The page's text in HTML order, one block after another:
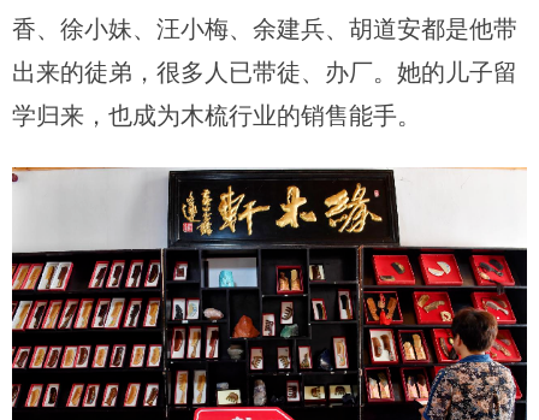
香、徐小妹、汪小梅、余建兵、胡道安都是他带
出来的徒弟，很多人已带徒、办厂。她的儿子留
学归来，也成为木梳行业的销售能手。